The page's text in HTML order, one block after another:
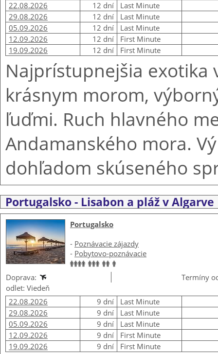
22.08.2026
12 dní Last Minute
29.08.2026
12 dní Last Minute
05.09.2026
12 dní Last Minute
12.09.2026
12 dní First Minute
19.09.2026
12 dní First Minute
Najprístupnejšia exotika
krásnym morom,
ľuďmi. Ruch hlavného
Andamanského mora.
dohľadom skúseného
Portugalsko - Lisabon a pláž v Algarve
Portugalsko
- Poznávacie zájazdy
- Pobytovo-poznávacie
Doprava:
Termíny
odlet: Viedeň
22.08.2026
9 dní Last Minute
29.08.2026
9 dní Last Minute
05.09.2026
9 dní Last Minute
12.09.2026
9 dní First Minute
19.09.2026
9 dní First Minute